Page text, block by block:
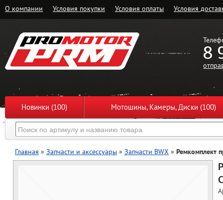
О компании Условия покупки Условия оплаты Условия
8
Новинки (100) Мотошины, Камеры, Диски (100)
Главная » Запчасти и аксессуары » Запчасти BWX » Ремкомплект